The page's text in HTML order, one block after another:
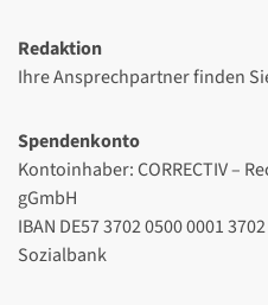
Redaktion
Ihre Ansprechpartner finden
Spendenkonto
Kontoinhaber: CORRECTIV –
gGmbH
IBAN DE57 3702 0500 0001
Sozialbank